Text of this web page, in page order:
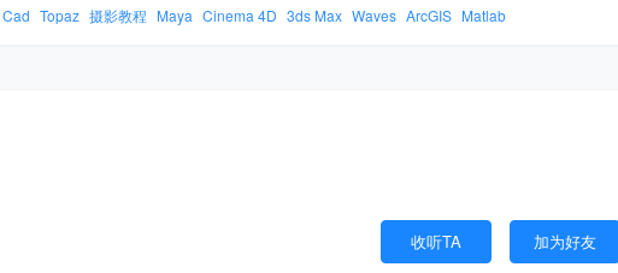
Cad Topaz 摄影教程 Maya Cinema 4D 3ds Max Waves ArcGIS Matlab
收听TA 加为好友